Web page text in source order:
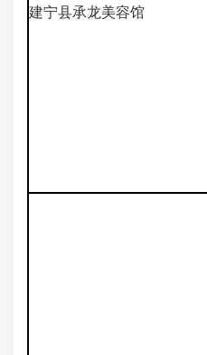
建宁县承龙美容馆